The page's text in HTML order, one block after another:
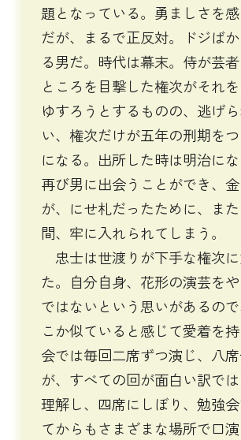
題となっている。勇ましさを
だが、まるで正反対。ドジば
る男だ。時代は幕末。侍が芸
ところを目撃した権次がそれ
ゆすろうとするものの、逃げ
い、権次だけが五年の刑期を
になる。出所した時は明治にな
再び男に出会うことができ、
が、にせ札だったために、ま
間、牢に入れられてしまう。
忠士は世渡りが下手な権次
た。自分自身、花形の演芸を
ではないという思いがあるの
こか似ていると感じて愛着を
会では毎回二席ずつ演じ、八
が、すべての回が面白い訳で
理解し、四席にしぼり、勉強
てからもさまざまな場所で口